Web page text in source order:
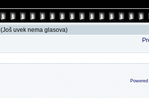
(Još uvek nema glasova)